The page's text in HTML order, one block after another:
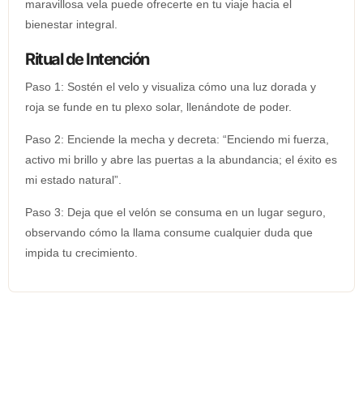
maravillosa vela puede ofrecerte en tu viaje hacia el
bienestar integral.
Ritual de Intención
Paso 1: Sostén el velo y visualiza cómo una luz dorada y
roja se funde en tu plexo solar, llenándote de poder.
Paso 2: Enciende la mecha y decreta: “Enciendo mi fuerza,
activo mi brillo y abre las puertas a la abundancia; el éxito es
mi estado natural”.
Paso 3: Deja que el velón se consuma en un lugar seguro,
observando cómo la llama consume cualquier duda que
impida tu crecimiento.